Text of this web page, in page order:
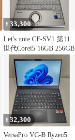
¥33,300
Let's note CF-SV1 第11
世代Corei5 16GB 256GB
¥32,300
VersaPro VC-B Ryzen5